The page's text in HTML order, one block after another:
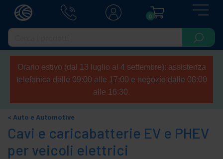
0
Orario estivo (dal 13 luglio al 4 settembre): assistenza
telefonica dalle 09:00 alle 17:00 e negozio dalle 08:00
alle 16:30.
Auto e Automotive
Cavi e caricabatterie EV e PHEV
per veicoli elettrici